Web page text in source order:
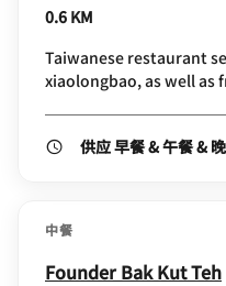
0.6 KM
Taiwanese restaurant
xiaolongbao, as well as
供应 早
中餐
Founder Bak Kut Teh